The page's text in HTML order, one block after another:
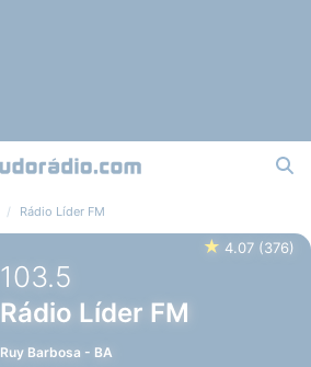
Rádio Líder FM
★ 4.07 (376)
103.5
Rádio Líder FM
Ruy Barbosa - BA